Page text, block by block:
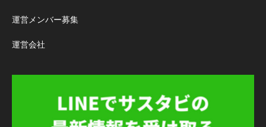
運営メンバー募集
運営会社